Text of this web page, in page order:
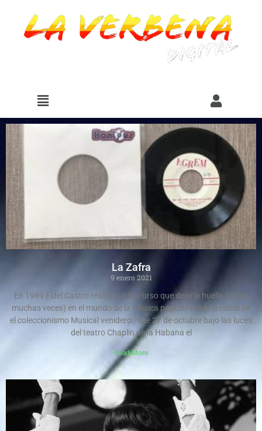
La Zafra
9 enero 2021
En 1969 Fidel Castro realiza un discurso que dejaría huella (como
muchas veces) en el mundo de la música popular cubana como en
el coleccionismo Musical venidero. Ese 27 de octubre bajo las luces
del teatro Chaplin de la Habana el
Read More